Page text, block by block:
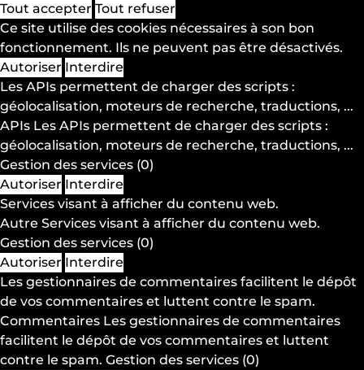
Tout accepter Tout refuser
Ce site utilise des cookies nécessaires à son bon
fonctionnement. Ils ne peuvent pas être désactivés.
Autoriser Interdire
Les APIs permettent de charger des scripts :
géolocalisation, moteurs de recherche, traductions, ...
APIs Les APIs permettent de charger des scripts :
géolocalisation, moteurs de recherche, traductions, ...
Gestion des services (0)
Autoriser Interdire
Services visant à afficher du contenu web.
Autre Services visant à afficher du contenu web.
Gestion des services (0)
Autoriser Interdire
Les gestionnaires de commentaires facilitent le dépôt
de vos commentaires et luttent contre le spam.
Commentaires Les gestionnaires de commentaires
facilitent le dépôt de vos commentaires et luttent
contre le spam. Gestion des services (0)